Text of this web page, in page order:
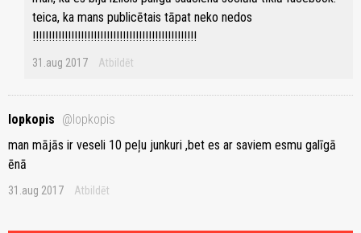
teica, ka mans publicētais tāpat neko nedos
!!!!!!!!!!!!!!!!!!!!!!!!!!!!!!!!!!!!!!!!!!!!!!!!!!!
31.aug 2017 Atbildēt
lopkopis @lopkopis
man mājās ir veseli 10 peļu junkuri ,bet es ar saviem esmu galīgā
ēnā
31.aug 2017 Atbildēt